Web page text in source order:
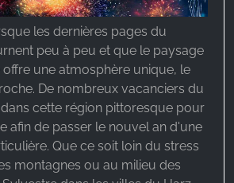
les dernières pages du
peu à peu et que le paysage
offre une atmosphère unique, le
De nombreux vacanciers du
cette région pittoresque pour
afin de passer le nouvel an d'une
Que ce soit loin du stress
montagnes ou au milieu des